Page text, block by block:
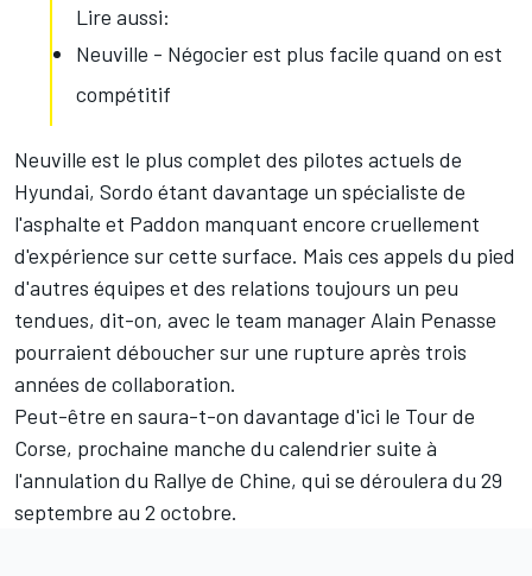
Lire aussi:
Neuville - Négocier est plus facile quand on est
compétitif
Neuville est le plus complet des pilotes actuels de
Hyundai, Sordo étant davantage un spécialiste de
l'asphalte et Paddon manquant encore cruellement
d'expérience sur cette surface. Mais ces appels du pied
d'autres équipes et des relations toujours un peu
tendues, dit-on, avec le team manager Alain Penasse
pourraient déboucher sur une rupture après trois
années de collaboration.
Peut-être en saura-t-on davantage d'ici le Tour de
Corse, prochaine manche du calendrier suite à
l'annulation du Rallye de Chine, qui se déroulera du 29
septembre au 2 octobre.